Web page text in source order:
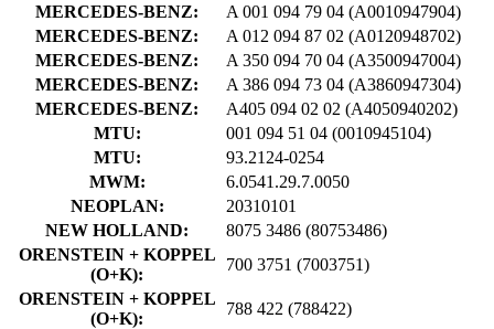
MERCEDES-BENZ:
A 001 094 79 04 (A0010947904)
MERCEDES-BENZ:
A 012 094 87 02 (A0120948702)
MERCEDES-BENZ:
A 350 094 70 04 (A3500947004)
MERCEDES-BENZ:
A 386 094 73 04 (A3860947304)
MERCEDES-BENZ:
A405 094 02 02 (A4050940202)
MTU:
001 094 51 04 (0010945104)
MTU:
93.2124-0254
MWM:
6.0541.29.7.0050
NEOPLAN:
20310101
NEW HOLLAND:
8075 3486 (80753486)
ORENSTEIN + KOPPEL
(O+K):
700 3751 (7003751)
ORENSTEIN + KOPPEL
(O+K):
788 422 (788422)